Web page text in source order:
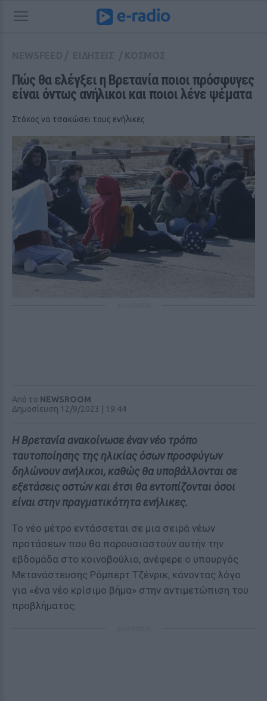
Πώς θα ελέγξει η Βρετανία ποιοι πρόσφυγες
είναι όντως ανήλικοι και ποιοι λένε ψέματα
Στόχος να τσακώσει τους ενήλικες
Από το NEWSROOM
Δημοσίευση 12/9/2023 | 19:44
Η Βρετανία ανακοίνωσε έναν νέο τρόπο
ταυτοποίησης της ηλικίας όσων προσφύγων
δηλώνουν ανήλικοι, καθώς θα υποβάλλονται σε
εξετάσεις οστών και έτσι θα εντοπίζονται όσοι
είναι στην πραγματικότητα ενήλικες.
Το νέο μέτρο εντάσσεται σε μια σειρά νέων
προτάσεων που θα παρουσιαστούν αυτήν την
εβδομάδα στο κοινοβούλιο, ανέφερε ο υπουργός
Μετανάστευσης Ρόμπερτ Τζένρικ, κάνοντας λόγο
για «ένα νέο κρίσιμο βήμα» στην αντιμετώπιση του
προβλήματος.